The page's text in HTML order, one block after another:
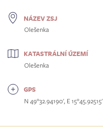
NÁZEV ZSJ
Olešenka
KATASTRÁLNÍ ÚZEMÍ
Olešenka
GPS
N 49°32.94190', E 15°45.92515'